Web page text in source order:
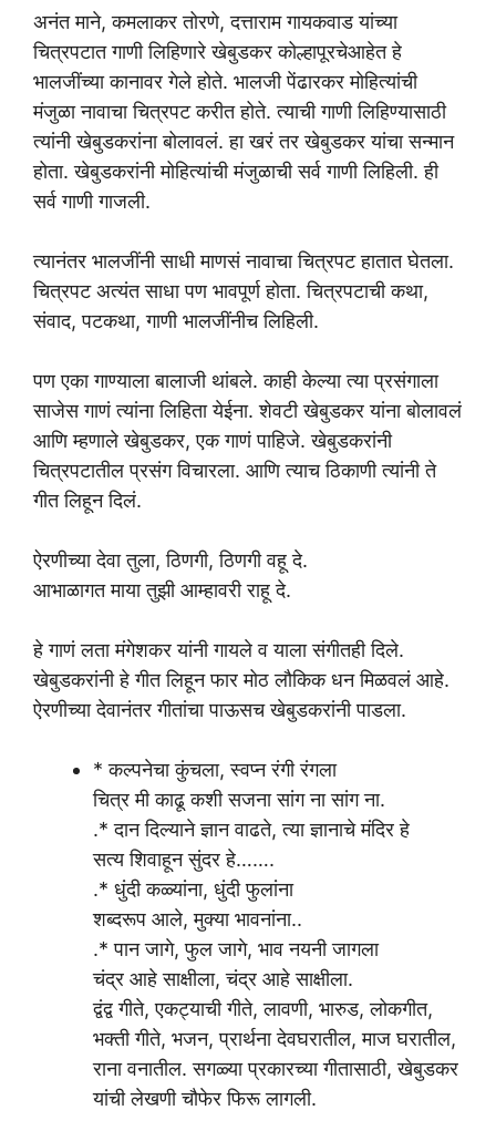
अनंत माने, कमलाकर तोरणे, दत्ताराम गायकवाड यांच्या
चित्रपटात गाणी लिहिणारे खेबुडकर कोल्हापूरचेआहेत हे
भालजींच्या कानावर गेले होते. भालजी पेंढारकर मोहित्यांची
मंजुळा नावाचा चित्रपट करीत होते. त्याची गाणी लिहिण्यासाठी
त्यांनी खेबुडकरांना बोलावलं. हा खरं तर खेबुडकर यांचा सन्मान
होता. खेबुडकरांनी मोहित्यांची मंजुळाची सर्व गाणी लिहिली. ही
सर्व गाणी गाजली.
त्यानंतर भालजींनी साधी माणसं नावाचा चित्रपट हातात घेतला.
चित्रपट अत्यंत साधा पण भावपूर्ण होता. चित्रपटाची कथा,
संवाद, पटकथा, गाणी भालजींनीच लिहिली.
पण एका गाण्याला बालाजी थांबले. काही केल्या त्या प्रसंगाला
साजेस गाणं त्यांना लिहिता येईना. शेवटी खेबुडकर यांना बोलावलं
आणि म्हणाले खेबुडकर, एक गाणं पाहिजे. खेबुडकरांनी
चित्रपटातील प्रसंग विचारला. आणि त्याच ठिकाणी त्यांनी ते
गीत लिहून दिलं.
ऐरणीच्या देवा तुला, ठिणगी, ठिणगी वहू दे.
आभाळागत माया तुझी आम्हावरी राहू दे.
हे गाणं लता मंगेशकर यांनी गायले व याला संगीतही दिले.
खेबुडकरांनी हे गीत लिहून फार मोठ लौकिक धन मिळवलं आहे.
ऐरणीच्या देवानंतर गीतांचा पाऊसच खेबुडकरांनी पाडला.
* कल्पनेचा कुंचला, स्वप्न रंगी रंगला
चित्र मी काढू कशी सजना सांग ना सांग ना.
.* दान दिल्याने ज्ञान वाढते, त्या ज्ञानाचे मंदिर हे
सत्य शिवाहून सुंदर हे…….
.* धुंदी कळ्यांना, धुंदी फुलांना
शब्दरूप आले, मुक्या भावनांना..
.* पान जागे, फुल जागे, भाव नयनी जागला
चंद्र आहे साक्षीला, चंद्र आहे साक्षीला.
द्वंद्व गीते, एकट्याची गीते, लावणी, भारुड, लोकगीत,
भक्ती गीते, भजन, प्रार्थना देवघरातील, माज घरातील,
राना वनातील. सगळ्या प्रकारच्या गीतासाठी, खेबुडकर
यांची लेखणी चौफेर फिरू लागली.